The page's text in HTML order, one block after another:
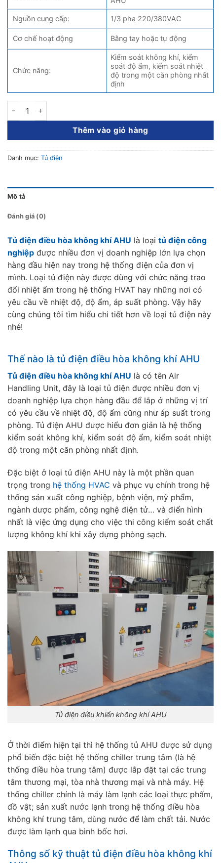
Nguồn cung cấp: 1/3 pha 220/380VAC
Cơ chế hoạt động Bằng tay hoặc tự động
Chức năng:
Kiểm soát không khí, kiểm
soát độ ẩm, kiểm soát nhiệt
độ trong một căn phòng nhất
định
Tủ điện điều hòa không khí AHU số lượng
Thêm vào giỏ hàng
Danh mục: Tủ điện
Mô tả
Đánh giá (0)
Tủ điện điều hòa không khí AHU là loại tủ điện công
nghiệp được nhiều đơn vị doanh nghiệp lớn lựa chọn
hàng đầu hiện nay trong hệ thống điện của đơn vị
mình. Loại tủ điện này được dùng với chức năng trao
đổi nhiệt ẩm trong hệ thống HVAT hay những nơi có
yêu cầu về nhiệt độ, độ ẩm, áp suất phòng. Vậy hãy
cùng chúng tôi tìm hiểu chi tiết hơn về loại tủ điện này
nhé!
Thế nào là tủ điện điều hòa không khí AHU
Tủ điện điều hòa không khí AHU là có tên Air
Handling Unit, đây là loại tủ điện được nhiều đơn vị
doanh nghiệp lựa chọn hàng đầu để lắp ở những vị trí
có yêu cầu về nhiệt độ, độ ẩm cũng như áp suất trong
phòng. Tủ điện AHU được hiểu đơn giản là hệ thống
kiểm soát không khí, kiểm soát độ ẩm, kiểm soát nhiệt
độ trong một căn phòng nhất định.
Đặc biệt ở loại tủ điện AHU này là một phần quan
trọng trong hệ thống HVAC và phục vụ chính trong hệ
thống sản xuất công nghiệp, bệnh viện, mỹ phẩm,
ngành dược phẩm, công nghệ điện tử… và điển hình
nhất là việc ứng dụng cho việc thi công kiểm soát chất
lượng không khí khi xây dựng phòng sạch.
Tủ điện điều khiển không khí AHU
Ở thời điểm hiện tại thì hệ thống tủ AHU được sử dụng
phổ biến đặc biệt hệ thống chiller trung tâm (là hệ
thống điều hòa trung tâm) được lắp đặt tại các trung
tâm thương mại, tòa nhà thương mại và nhà máy. Hệ
thống chiller chính là máy làm lạnh các loại thực phẩm,
đồ vật; sản xuất nước lạnh trong hệ thống điều hòa
không khí trung tâm, dùng nước để làm chất tải. Nước
được làm lạnh qua bình bốc hơi.
Thông số kỹ thuật tủ điện điều hòa không khí